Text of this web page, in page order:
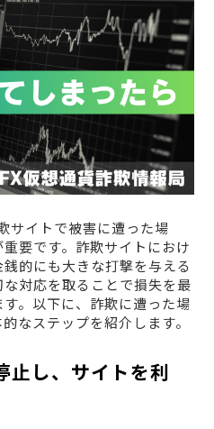
サイトで被害に遭った場
要です。詐欺サイトにおけ
的にも大きな打撃を与える
対応を取ることで損失を最
。以下に、詐欺に遭った場
なステップを紹介します。
止し、サイトを利